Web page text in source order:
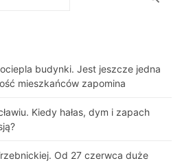
budynki. Jest jeszcze jedna
mieszkańców zapomina
Kiedy hałas, dym i zapach
Od 27 czerwca duże